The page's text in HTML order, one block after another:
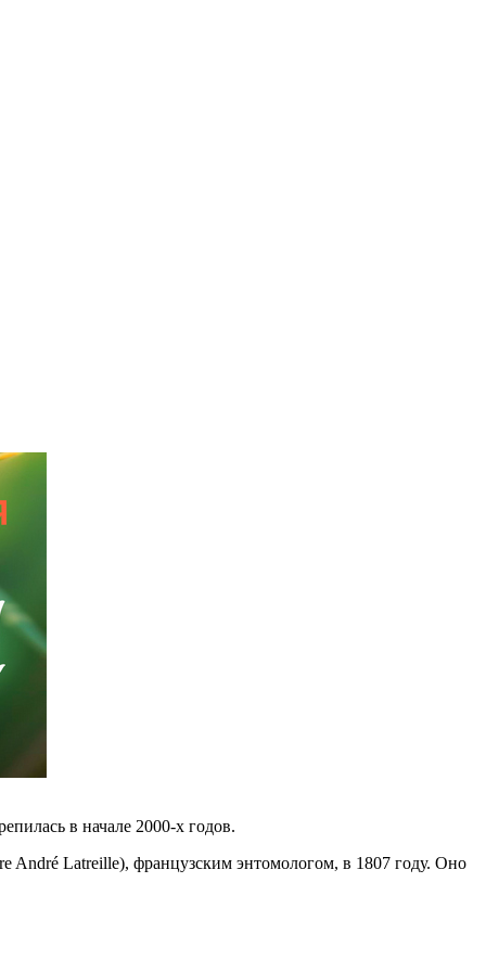
в начале 2000-х годов.
André Latreille), французским энтомологом, в 1807 году. Оно